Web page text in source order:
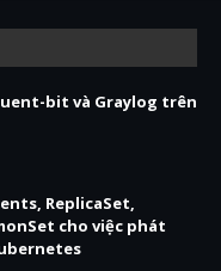
bit và Graylog trên
ReplicaSet,
cho việc phát